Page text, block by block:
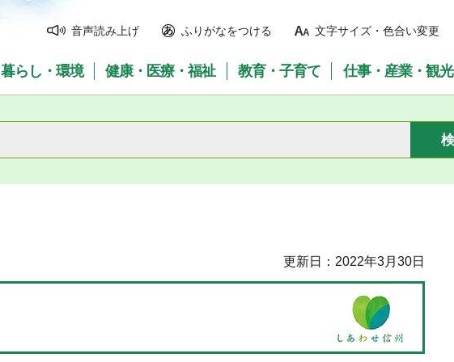
音声読み上げ ふりがなをつける 文字サイズ・色合い変更
暮らし・環境 健康・医療・福祉 教育・子育て 仕事・産業・観光
更新日：2022年3月30日